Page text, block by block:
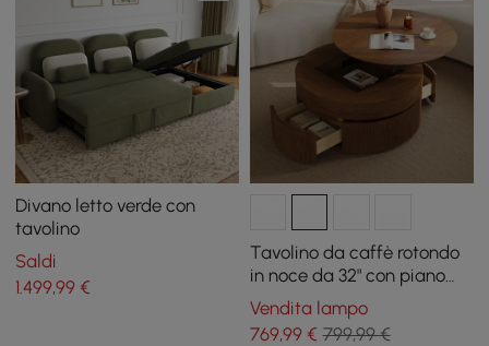
Divano letto verde con
tavolino
Saldi
1.499,99 €
Tavolino da caffè rotondo
in noce da 32" con piano
sollevabile scanalato e 2
cassetti
Vendita lampo
769,99€ 799,99 €